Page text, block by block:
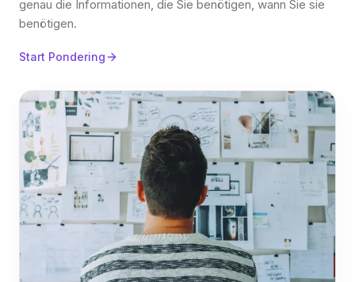
genau die Informationen, die Sie benötigen, wann Sie sie
benötigen.
Start Pondering